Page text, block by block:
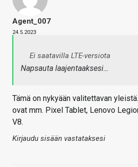
Agent_007
24.5.2023
Ei saatavilla LTE-versiota
Napsauta laajentaaksesi…
Tämä on nykyään valitettavan
ovat mm. Pixel Tablet, Lenovo
V8.
Kirjaudu sisään vastataksesi